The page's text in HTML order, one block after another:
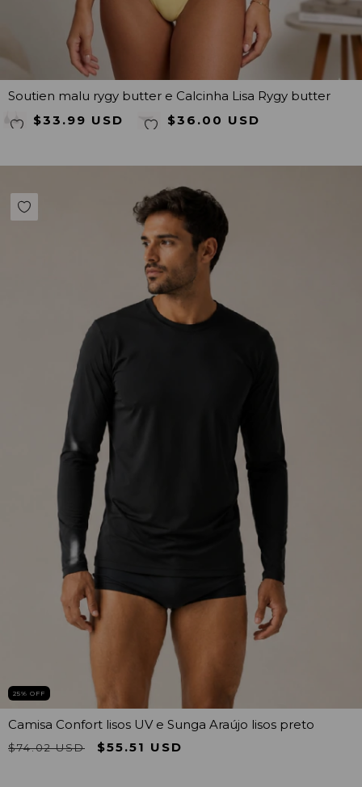
Soutien malu rygy butter e Calcinha Lisa Rygy butter
$33.99 USD
$36.00 USD
25% OFF
Camisa Confort lisos UV e Sunga Araújo lisos preto
$74.02 USD $55.51 USD